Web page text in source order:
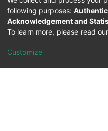
following purposes:
Acknowledgement and
To learn more, please read our
Customize